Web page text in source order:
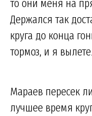
то они меня на
Держался так
круга до конца
тормоз, и я
Мараев пересек
лучшее время